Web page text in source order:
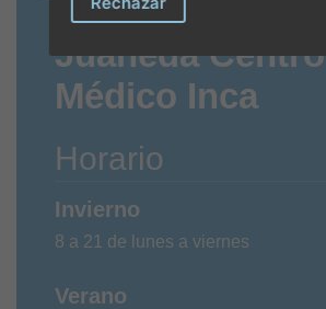
Juaneda Centro
Médico Inca
Horario
Invierno
8 a 21 de lunes a viernes
Verano